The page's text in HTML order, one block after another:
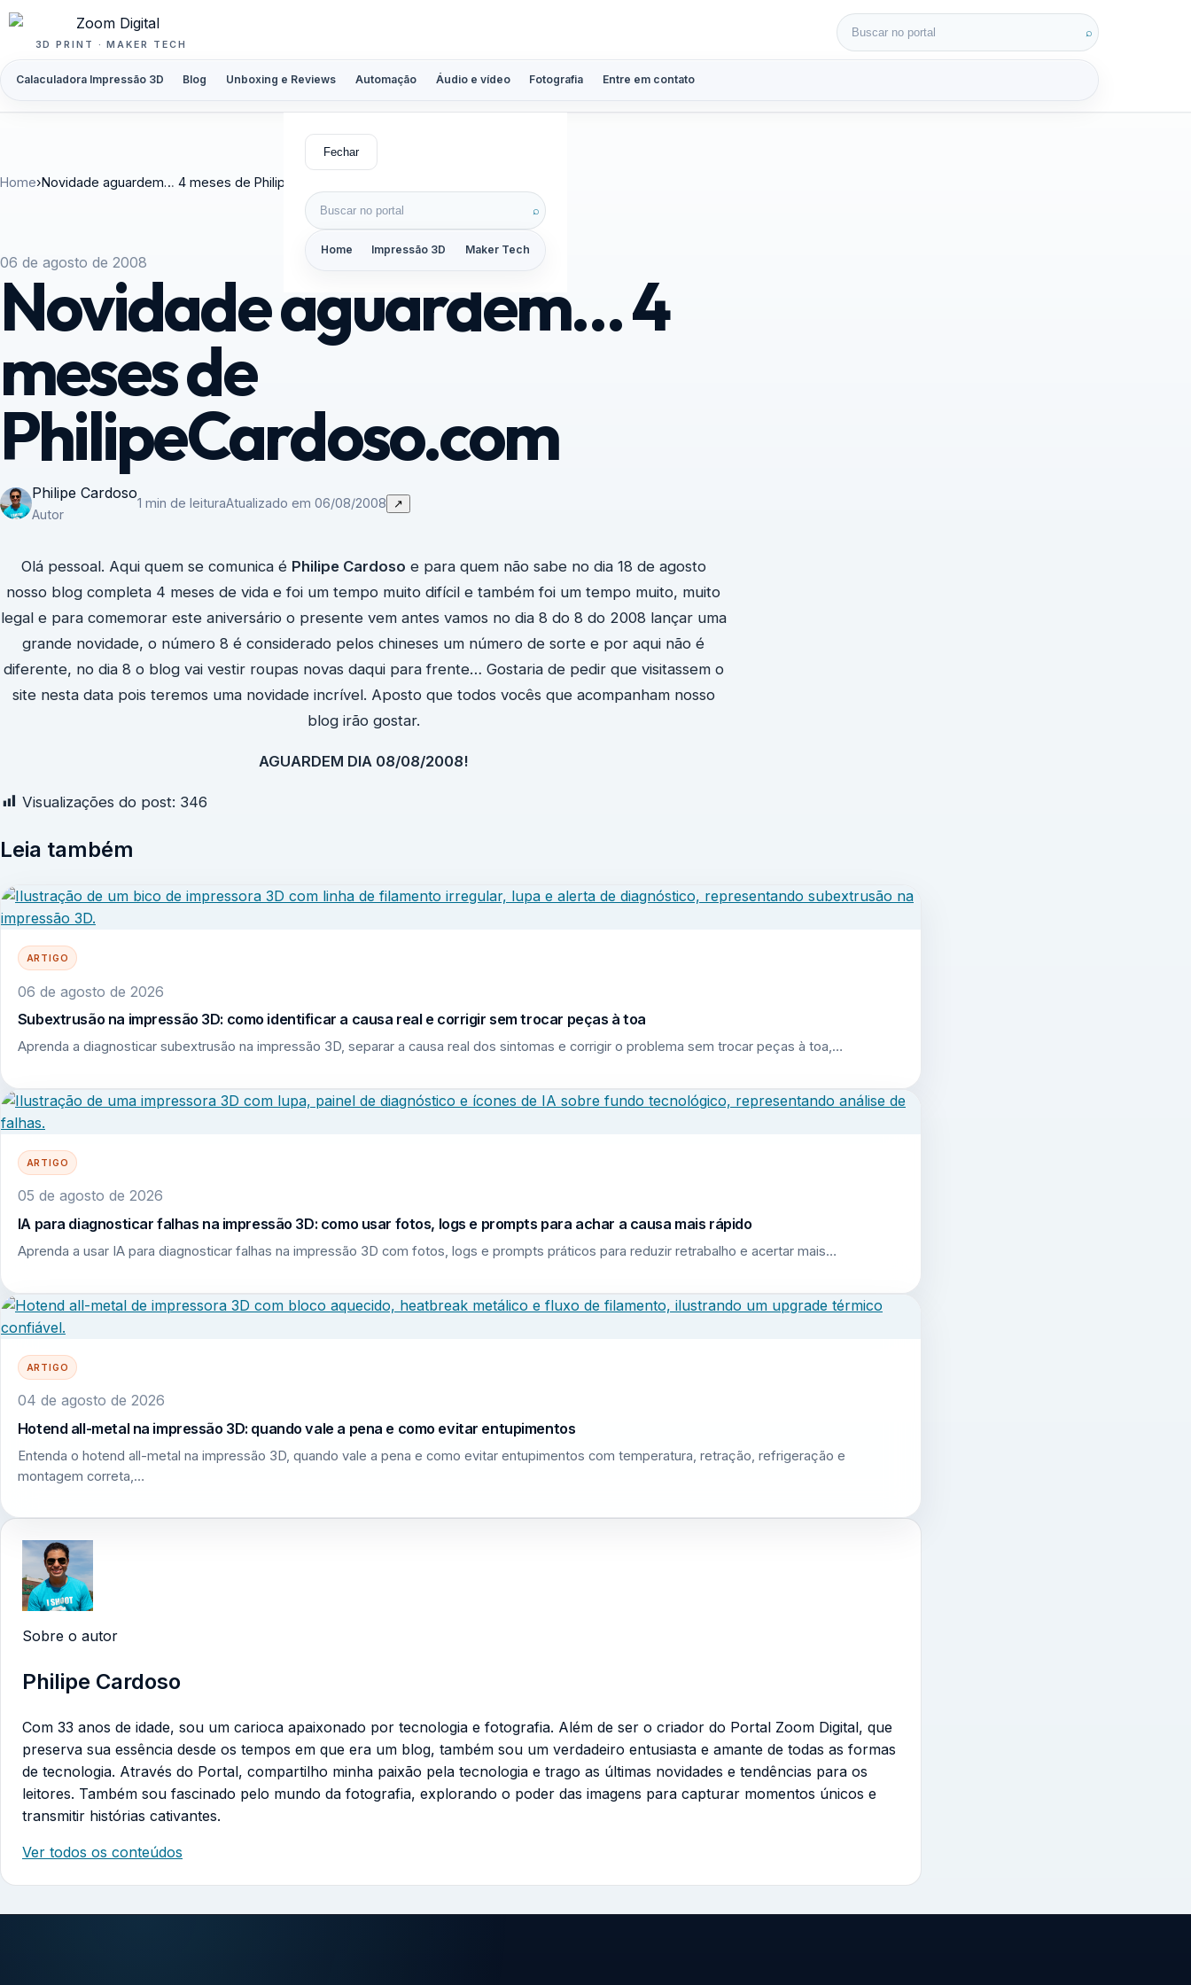
Pular para o conteúdo
3D PRINT · MAKER TECH
Calaculadora Impressão 3D Blog Unboxing e Reviews Automação Áudio e vídeo Fotografia Entre em contato
Buscar por: ⌕
Fechar
Buscar por: ⌕
Home Impressão 3D Maker Tech
Home›Novidade aguardem… 4 meses de PhilipeCardoso.com
06 de agosto de 2008
Novidade aguardem… 4
meses de
PhilipeCardoso.com
Philipe Cardoso
Autor
1 min de leituraAtualizado em 06/08/2008 ↗
Olá pessoal. Aqui quem se comunica é Philipe Cardoso e para quem não sabe no dia 18 de agosto
nosso blog completa 4 meses de vida e foi um tempo muito difícil e também foi um tempo muito, muito
legal e para comemorar este aniversário o presente vem antes vamos no dia 8 do 8 do 2008 lançar uma
grande novidade, o número 8 é considerado pelos chineses um número de sorte e por aqui não é
diferente, no dia 8 o blog vai vestir roupas novas daqui para frente… Gostaria de pedir que visitassem o
site nesta data pois teremos uma novidade incrível. Aposto que todos vocês que acompanham nosso
blog irão gostar.
AGUARDEM DIA 08/08/2008!
Visualizações do post: 346
Leia também
ARTIGO
06 de agosto de 2026
Subextrusão na impressão 3D: como identificar a causa real e corrigir sem trocar peças à toa
Aprenda a diagnosticar subextrusão na impressão 3D, separar a causa real dos sintomas e corrigir o problema sem trocar peças à toa,…
ARTIGO
05 de agosto de 2026
IA para diagnosticar falhas na impressão 3D: como usar fotos, logs e prompts para achar a causa mais rápido
Aprenda a usar IA para diagnosticar falhas na impressão 3D com fotos, logs e prompts práticos para reduzir retrabalho e acertar mais…
ARTIGO
04 de agosto de 2026
Hotend all-metal na impressão 3D: quando vale a pena e como evitar entupimentos
Entenda o hotend all-metal na impressão 3D, quando vale a pena e como evitar entupimentos com temperatura, retração, refrigeração e
montagem correta,…
Sobre o autor
Philipe Cardoso
Com 33 anos de idade, sou um carioca apaixonado por tecnologia e fotografia. Além de ser o criador do Portal Zoom Digital, que
preserva sua essência desde os tempos em que era um blog, também sou um verdadeiro entusiasta e amante de todas as formas
de tecnologia. Através do Portal, compartilho minha paixão pela tecnologia e trago as últimas novidades e tendências para os
leitores. Também sou fascinado pelo mundo da fotografia, explorando o poder das imagens para capturar momentos únicos e
transmitir histórias cativantes.
Ver todos os conteúdos